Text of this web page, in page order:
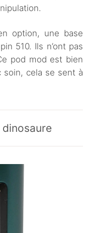
option, une base
510. Ils n’ont pas
pod mod est bien
soin, cela se sent à
dinosaure